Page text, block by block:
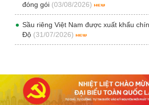
đóng gói (03/08/2026)
Sầu riêng Việt Nam được xuất khẩu
Độ (31/07/2026)